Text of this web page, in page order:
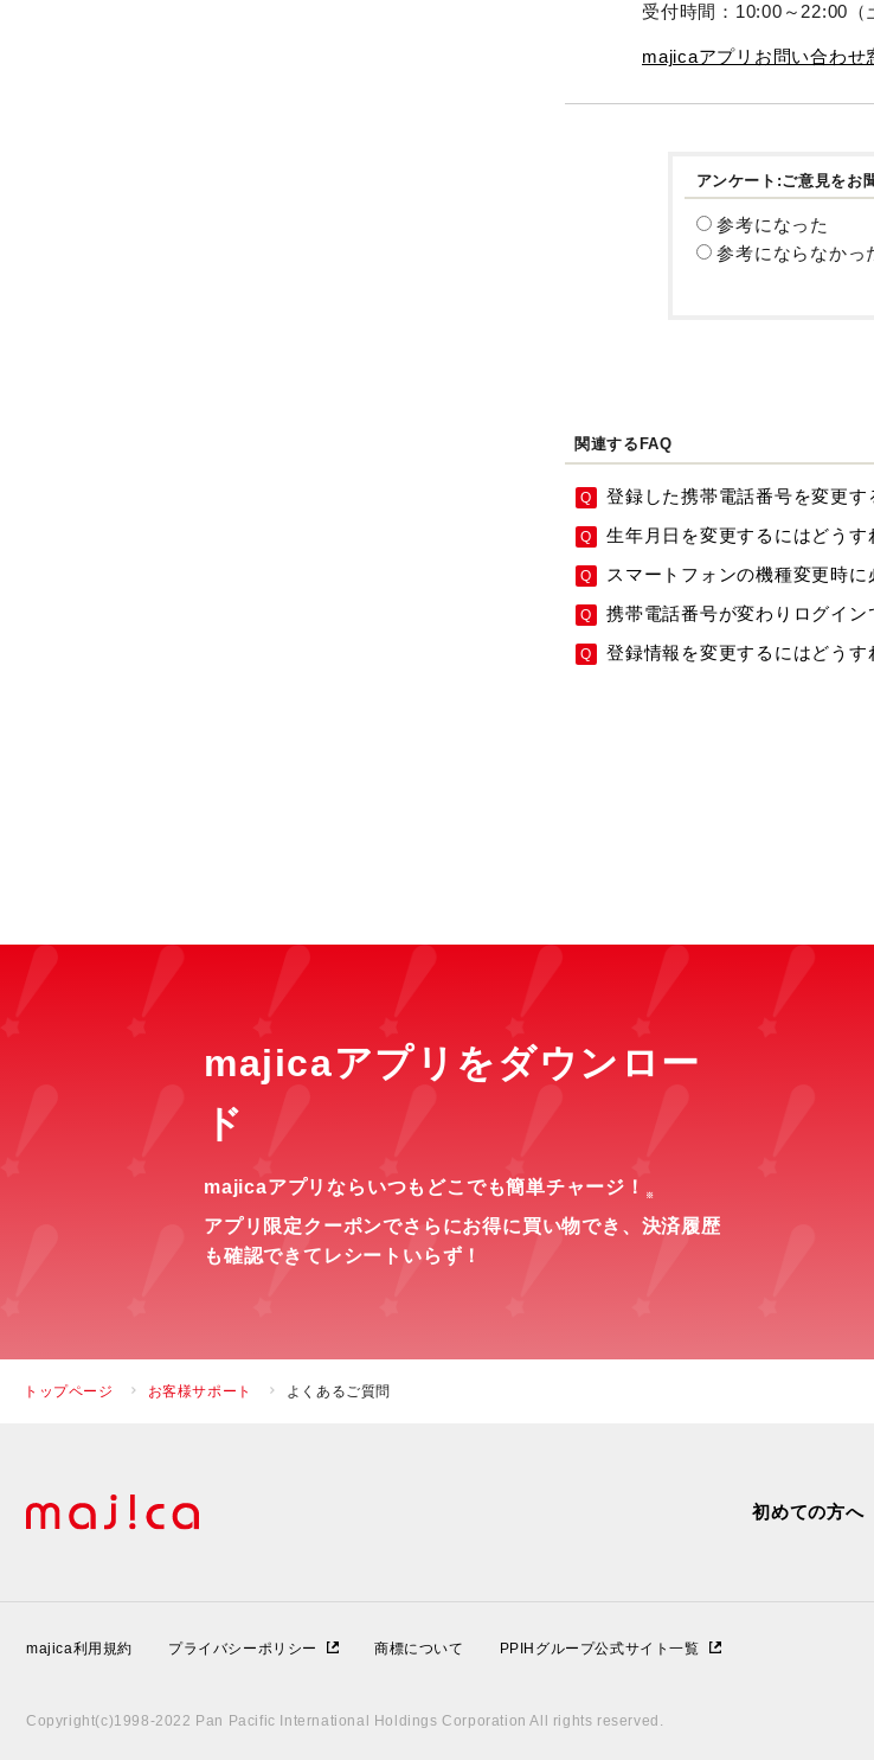
受付時間：10:00～22:00（
majicaアプリお問い合わせ
アンケート:ご意見をお
参考になった
参考にならなかっ
関連するFAQ
登録した携帯電話番号を変更す
生年月日を変更するにはどうす
スマートフォンの機種変更時
携帯電話番号が変わりログイ
登録情報を変更するにはどうす
majicaアプリをダウンロー
ド
majicaアプリならいつもどこでも簡単チャージ！ ※
アプリ限定クーポンでさらにお得に買い物でき、 決済履歴
も確認できてレシートいらず！
トップページ お客様サポート よくあるご質問
初めての方へ
majica利用規約 プライバシーポリシー 商標について PPIHグループ公式サイト一覧
Copyright(c)1998-2022 Pan Pacific International Holdings Corporation All rights reserved.